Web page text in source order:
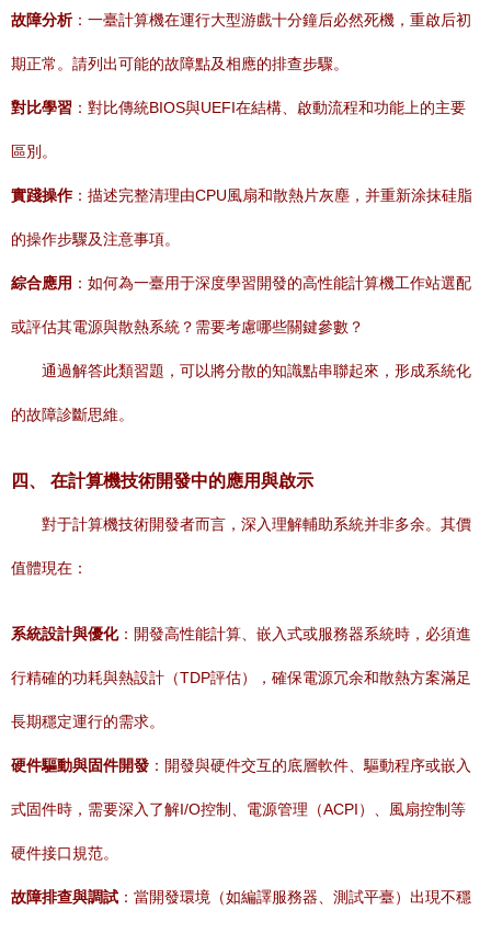
故障分析：一臺計算機在運行大型游戲十分鐘后必然死機，重啟后初
期正常。請列出可能的故障點及相應的排查步驟。
對比學習 ：對比傳統BIOS與UEFI在結構、啟動流程和功能上的主要
區別。
實踐操作：描述完整清理由CPU風扇和散熱片灰塵，并重新涂抹硅脂
的操作步驟及注意事項。
綜合應用 ：如何為一臺用于深度學習開發的高性能計算機工作站選配
或評估其電源與散熱系統？需要考慮哪些關鍵參數？
通過解答此類習題，可以將分散的知識點串聯起來，形成系統化
的故障診斷思維。
四、 在計算機技術開發中的應用與啟示
對于計算機技術開發者而言，深入理解輔助系統并非多余。其價
值體現在：
系統設計與優化：開發高性能計算、嵌入式或服務器系統時，必須進
行精確的功耗與熱設計（TDP評估），確保電源冗余和散熱方案滿足
長期穩定運行的需求。
硬件驅動與固件開發 ：開發與硬件交互的底層軟件、驅動程序或嵌入
式固件時，需要深入了解I/O控制、電源管理（ACPI）、風扇控制等
硬件接口規范。
故障排查與調試 ：當開發環境（如編譯服務器、測試平臺）出現不穩